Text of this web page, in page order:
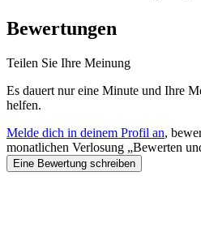
Bewertungen
Teilen Sie Ihre Meinung
Es dauert nur eine Minute und Ihre
helfen.
Melde dich in deinem Profil an,
monatlichen Verlosung „Bewerten
Eine Bewertung schreiben